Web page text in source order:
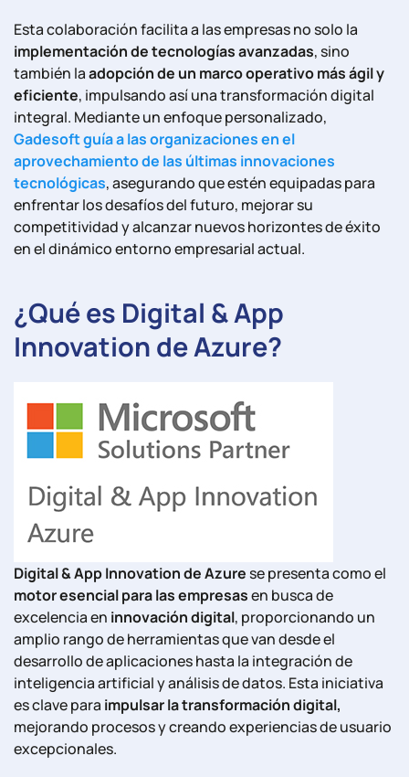
Esta colaboración facilita a las empresas no solo la
implementación de tecnologías avanzadas, sino
también laadopción de un marco operativo más ágil y
eficiente, impulsando así una transformación digital
integral. Mediante un enfoque personalizado,
Gadesoft guía a las organizaciones en el
aprovechamiento de las últimas innovaciones
tecnológicas, asegurando que estén equipadas para
enfrentar los desafíos del futuro, mejorar su
competitividad y alcanzar nuevos horizontes de éxito
en el dinámico entorno empresarial actual.
¿Qué es Digital & App
Innovation de Azure?
Digital & App Innovation de Azurese presenta como el
motor esencial para las empresasen busca de
excelencia en innovación digital, proporcionando un
amplio rango de herramientas que van desde el
desarrollo de aplicaciones hasta la integración de
inteligencia artificial y análisis de datos. Esta iniciativa
es clave para impulsar la transformación digital,
mejorando procesos y creando experiencias de usuario
excepcionales.